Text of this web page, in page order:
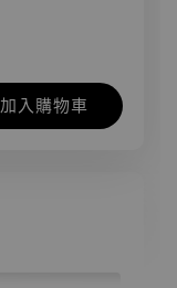
加入購物車